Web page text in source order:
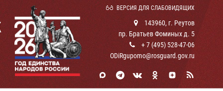
ВЕРСИЯ ДЛЯ СЛАБОВИДЯЩИХ
143960, г. Реутов
пр. Братьев Фоминых д. 5
+ 7 (495) 528-47-06
ODiRgupomo@rosguard.gov.ru